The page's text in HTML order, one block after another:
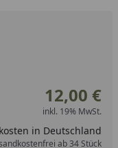
eingeben
um eins erhöhen
12,00 €
inkl. 19% MwSt.
in Deutschland
ab 34 Stück